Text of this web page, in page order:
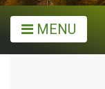
MENU